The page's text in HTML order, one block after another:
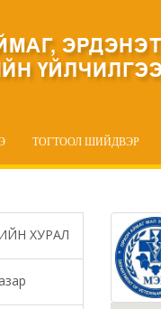
ТОГТООЛ ШИЙДВЭР
ХУРАЛ